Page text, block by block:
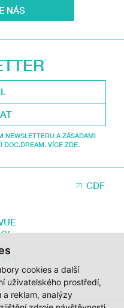
cookies a další
uživatelského prostředí,
a reklam, analýzy
NÁS
NEWSLETTERU A ZÁSADAMI
DOC.DREAM. VÍCE ZDE.
CDF
NÁS